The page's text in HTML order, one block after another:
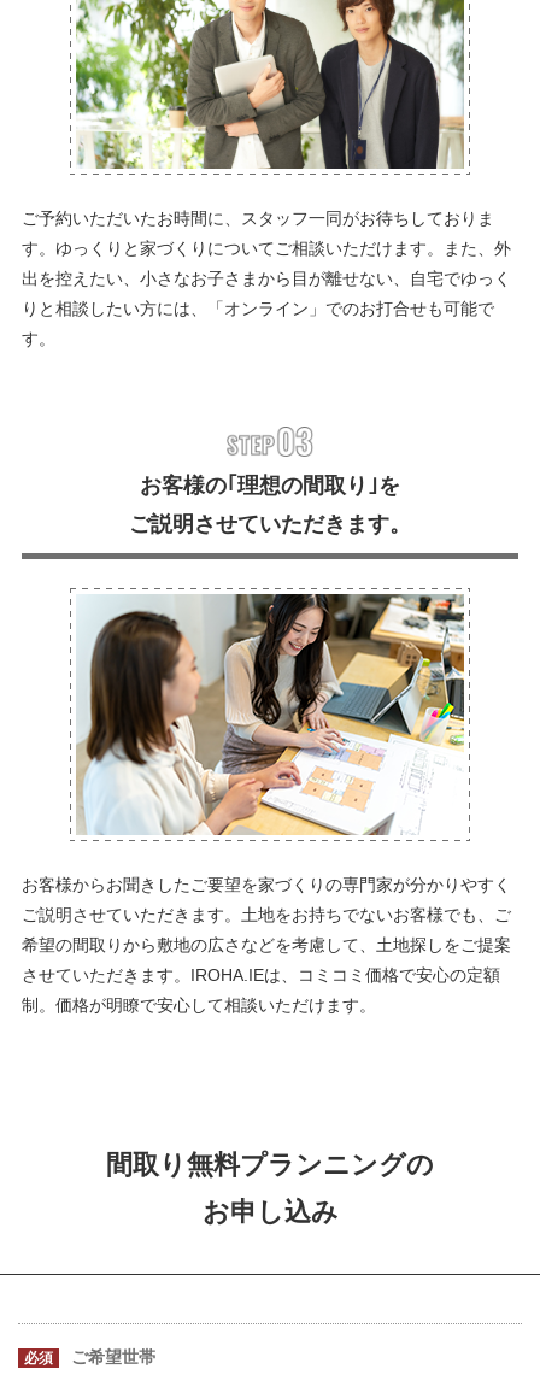
ご予約いただいたお時間に、スタッフ一同がお待ちしておりま
す。ゆっくりと家づくりについてご相談いただけます。また、外
出を控えたい、小さなお子さまから目が離せない、自宅でゆっく
りと相談したい方には、「オンライン」でのお打合せも可能で
す。
お客様の｢理想の間取り｣を
ご説明させていただきます。
お客様からお聞きしたご要望を家づくりの専門家が分かりやすく
ご説明させていただきます。土地をお持ちでないお客様でも、ご
希望の間取りから敷地の広さなどを考慮して、土地探しをご提案
させていただきます。IROHA.IEは、コミコミ価格で安心の定額
制。価格が明瞭で安心して相談いただけます。
間取り無料プランニングの
お申し込み
必須 ご希望世帯